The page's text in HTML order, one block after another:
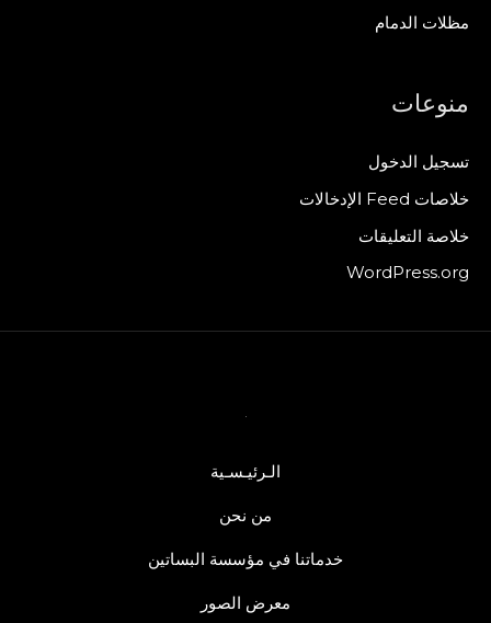
مظلات الدمام
منوعات
تسجيل الدخول
خلاصات Feed الإدخالات
خلاصة التعليقات
WordPress.org
الـرئيـسـية
من نحن
خدماتنا في مؤسسة البساتين
معرض الصور